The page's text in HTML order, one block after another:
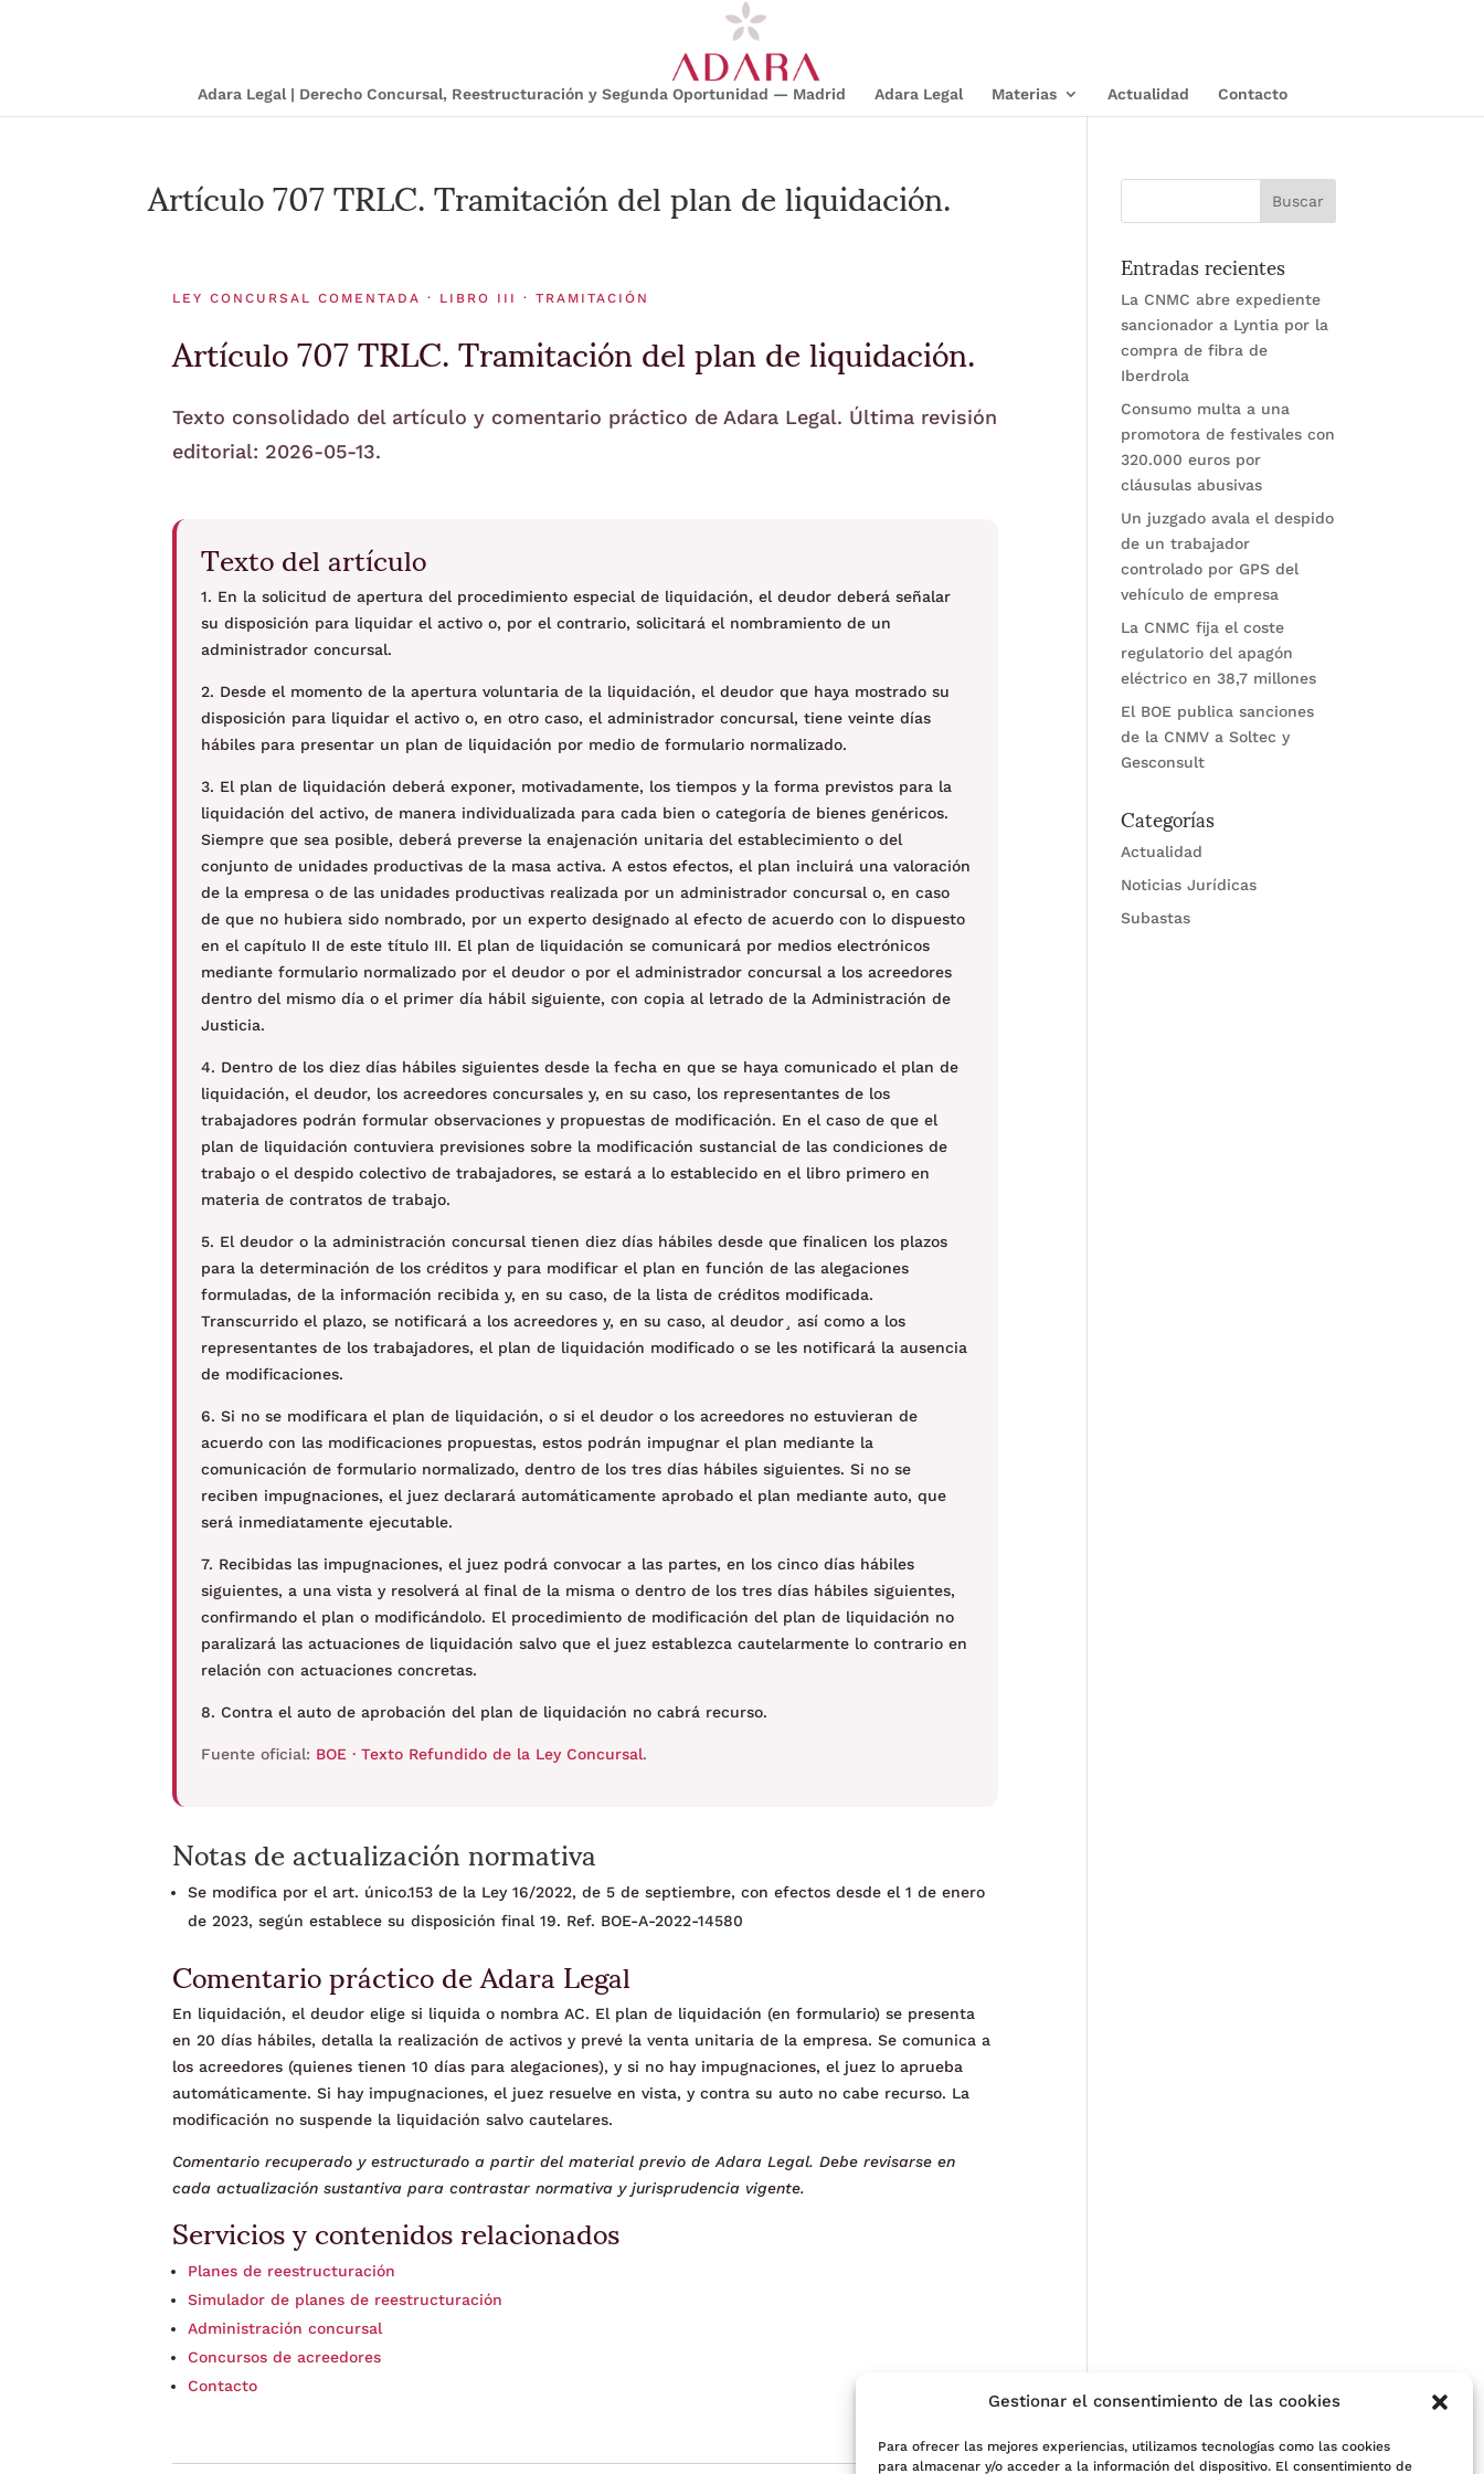
Gestionar el consentimiento de las cookies
Para ofrecer las mejores experiencias, utilizamos tecnologías como las cookies
para almacenar y/o acceder a la información del dispositivo. El consentimiento de
Adara Legal | Derecho Concursal, Reestructuración y Segunda Oportunidad — Madrid Adara Legal Materias Actualidad Contacto
Artículo 707 TRLC. Tramitación del plan de liquidación.
LEY CONCURSAL COMENTADA · LIBRO III · TRAMITACIÓN
Artículo 707 TRLC. Tramitación del plan de liquidación.
Texto consolidado del artículo y comentario práctico de Adara Legal. Última revisión
editorial: 2026-05-13.
Texto del artículo
1. En la solicitud de apertura del procedimiento especial de liquidación, el deudor deberá señalar
su disposición para liquidar el activo o, por el contrario, solicitará el nombramiento de un
administrador concursal.
2. Desde el momento de la apertura voluntaria de la liquidación, el deudor que haya mostrado su
disposición para liquidar el activo o, en otro caso, el administrador concursal, tiene veinte días
hábiles para presentar un plan de liquidación por medio de formulario normalizado.
3. El plan de liquidación deberá exponer, motivadamente, los tiempos y la forma previstos para la
liquidación del activo, de manera individualizada para cada bien o categoría de bienes genéricos.
Siempre que sea posible, deberá preverse la enajenación unitaria del establecimiento o del
conjunto de unidades productivas de la masa activa. A estos efectos, el plan incluirá una valoración
de la empresa o de las unidades productivas realizada por un administrador concursal o, en caso
de que no hubiera sido nombrado, por un experto designado al efecto de acuerdo con lo dispuesto
en el capítulo II de este título III. El plan de liquidación se comunicará por medios electrónicos
mediante formulario normalizado por el deudor o por el administrador concursal a los acreedores
dentro del mismo día o el primer día hábil siguiente, con copia al letrado de la Administración de
Justicia.
4. Dentro de los diez días hábiles siguientes desde la fecha en que se haya comunicado el plan de
liquidación, el deudor, los acreedores concursales y, en su caso, los representantes de los
trabajadores podrán formular observaciones y propuestas de modificación. En el caso de que el
plan de liquidación contuviera previsiones sobre la modificación sustancial de las condiciones de
trabajo o el despido colectivo de trabajadores, se estará a lo establecido en el libro primero en
materia de contratos de trabajo.
5. El deudor o la administración concursal tienen diez días hábiles desde que finalicen los plazos
para la determinación de los créditos y para modificar el plan en función de las alegaciones
formuladas, de la información recibida y, en su caso, de la lista de créditos modificada.
Transcurrido el plazo, se notificará a los acreedores y, en su caso, al deudor¸ así como a los
representantes de los trabajadores, el plan de liquidación modificado o se les notificará la ausencia
de modificaciones.
6. Si no se modificara el plan de liquidación, o si el deudor o los acreedores no estuvieran de
acuerdo con las modificaciones propuestas, estos podrán impugnar el plan mediante la
comunicación de formulario normalizado, dentro de los tres días hábiles siguientes. Si no se
reciben impugnaciones, el juez declarará automáticamente aprobado el plan mediante auto, que
será inmediatamente ejecutable.
7. Recibidas las impugnaciones, el juez podrá convocar a las partes, en los cinco días hábiles
siguientes, a una vista y resolverá al final de la misma o dentro de los tres días hábiles siguientes,
confirmando el plan o modificándolo. El procedimiento de modificación del plan de liquidación no
paralizará las actuaciones de liquidación salvo que el juez establezca cautelarmente lo contrario en
relación con actuaciones concretas.
8. Contra el auto de aprobación del plan de liquidación no cabrá recurso.
Fuente oficial: BOE · Texto Refundido de la Ley Concursal.
Notas de actualización normativa
Se modifica por el art. único.153 de la Ley 16/2022, de 5 de septiembre, con efectos desde el 1 de enero
de 2023, según establece su disposición final 19. Ref. BOE-A-2022-14580
Comentario práctico de Adara Legal
En liquidación, el deudor elige si liquida o nombra AC. El plan de liquidación (en formulario) se presenta
en 20 días hábiles, detalla la realización de activos y prevé la venta unitaria de la empresa. Se comunica a
los acreedores (quienes tienen 10 días para alegaciones), y si no hay impugnaciones, el juez lo aprueba
automáticamente. Si hay impugnaciones, el juez resuelve en vista, y contra su auto no cabe recurso. La
modificación no suspende la liquidación salvo cautelares.
Comentario recuperado y estructurado a partir del material previo de Adara Legal. Debe revisarse en
cada actualización sustantiva para contrastar normativa y jurisprudencia vigente.
Servicios y contenidos relacionados
Planes de reestructuración
Simulador de planes de reestructuración
Administración concursal
Concursos de acreedores
Contacto
Entradas recientes
La CNMC abre expediente
sancionador a Lyntia por la
compra de fibra de
Iberdrola
Consumo multa a una
promotora de festivales con
320.000 euros por
cláusulas abusivas
Un juzgado avala el despido
de un trabajador
controlado por GPS del
vehículo de empresa
La CNMC fija el coste
regulatorio del apagón
eléctrico en 38,7 millones
El BOE publica sanciones
de la CNMV a Soltec y
Gesconsult
Categorías
Actualidad
Noticias Jurídicas
Subastas